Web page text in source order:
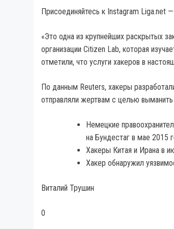
Присоединяйтесь к Instagram Liga.net
«Это одна из крупнейших раскрытых
организации Citizen Lab, которая
отметили, что услуги хакеров в
По данным Reuters, хакеры
отправляли жертвам с целью
Немецкие
на Бундестаг в мае 2015
Хакеры Китая и Ирана в
Хакер обнаружил
Виталий Трушин
0